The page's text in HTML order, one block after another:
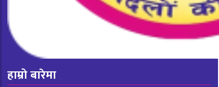
हाम्रो बारेमा